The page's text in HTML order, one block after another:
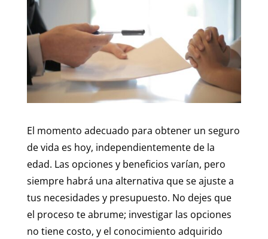
El momento adecuado para obtener un seguro
de vida es hoy, independientemente de la
edad. Las opciones y beneficios varían, pero
siempre habrá una alternativa que se ajuste a
tus necesidades y presupuesto. No dejes que
el proceso te abrume; investigar las opciones
no tiene costo, y el conocimiento adquirido